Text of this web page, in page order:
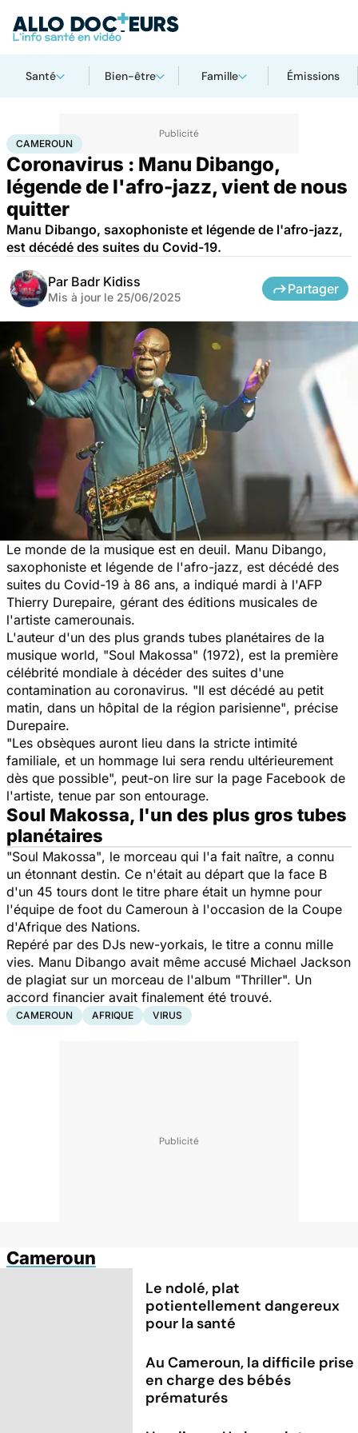
Santé Bien-être Famille Émissions
AccueilSanté Maladies Maladies infectieuses
CAMEROUN
Coronavirus : Manu Dibango,
légende de l'afro-jazz, vient de nous
quitter
Manu Dibango, saxophoniste et légende de l'afro-jazz,
est décédé des suites du Covid-19.
Par Badr Kidiss
Mis à jour le 25/06/2025
Partager
Le monde de la musique est en deuil. Manu Dibango,
saxophoniste et légende de l'afro-jazz, est décédé des
suites du Covid-19 à 86 ans, a indiqué mardi à l'AFP
Thierry Durepaire, gérant des éditions musicales de
l'artiste camerounais.
L'auteur d'un des plus grands tubes planétaires de la
musique world, "Soul Makossa" (1972), est la première
célébrité mondiale à décéder des suites d'une
contamination au coronavirus. "Il est décédé au petit
matin, dans un hôpital de la région parisienne", précise
Durepaire.
"Les obsèques auront lieu dans la stricte intimité
familiale, et un hommage lui sera rendu ultérieurement
dès que possible", peut-on lire sur la page Facebook de
l'artiste, tenue par son entourage.
Soul Makossa, l'un des plus gros tubes
planétaires
"Soul Makossa", le morceau qui l'a fait naître, a connu
un étonnant destin. Ce n'était au départ que la face B
d'un 45 tours dont le titre phare était un hymne pour
l'équipe de foot du Cameroun à l'occasion de la Coupe
d'Afrique des Nations.
Repéré par des DJs new-yorkais, le titre a connu mille
vies. Manu Dibango avait même accusé Michael Jackson
de plagiat sur un morceau de l'album "Thriller". Un
accord financier avait finalement été trouvé.
CAMEROUN AFRIQUE VIRUS
Cameroun
Le ndolé, plat
potientellement dangereux
pour la santé
Au Cameroun, la difficile prise
en charge des bébés
prématurés